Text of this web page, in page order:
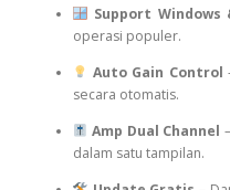
Support Windows
operasi populer.
Auto Gain Control
secara otomatis.
Amp Dual Channel
dalam satu tampilan.